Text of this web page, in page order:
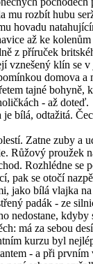
mu rozbít hubu
hovadu
až ke kolenům
z příruček
vznešený klín se v
domova a
tajné bohyně,
- až doteď.
bílá, odtažitá.
Zatne zuby a
Růžový proužek
Rozhlédne se
pak se otočí
jako bílá vlajka na
padák - ze
nedostane, kdyby
má za sebou
kurzu byl
- a při prvním